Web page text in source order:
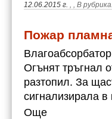
12.06.2015 г. , , В
Пожар
Огънят тръгнал
разтопил. За
сигнализирала
Още